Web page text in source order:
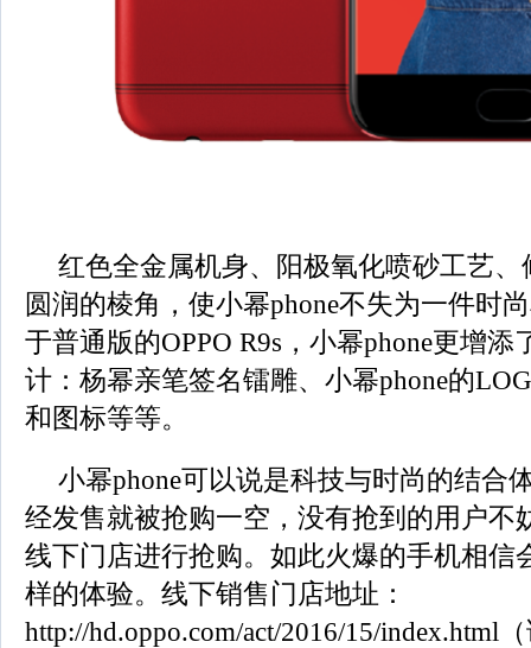
红色全金属机身、阳极氧化喷砂工艺
圆润的棱角，使小幂phone不失为一件时
于普通版的OPPO R9s，小幂phone更增添
计：杨幂亲笔签名镭雕、小幂phone的
和图标等等。
小幂phone可以说是科技与时尚的结合
经发售就被抢购一空，没有抢到的用户不
线下门店进行抢购。如此火爆的手机相信
样的体验。线下销售门店地址：
http://hd.oppo.com/act/2016/15/index.html